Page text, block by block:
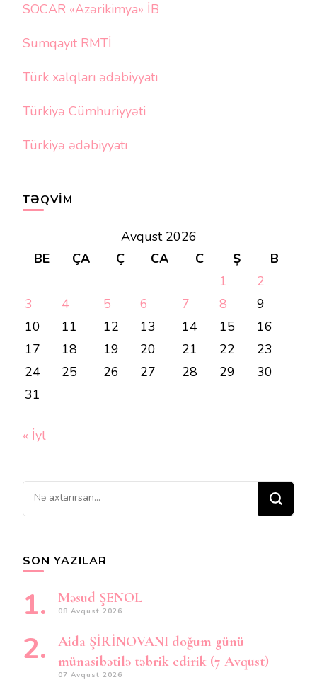
SOCAR «Azərikimya» İB
Sumqayıt RMTİ
Türk xalqları ədəbiyyatı
Türkiyə Cümhuriyyəti
Türkiyə ədəbiyyatı
TƏQVIM
Avqust 2026
BE
ÇA Ç CA C Ş
B
1
2
3
4 5 6 7 8
9
10
11 12 13 14 15
16
17
18 19 20 21 22
23
24
25 26 27 28 29
30
31
« İyl
Bir
şey
SON YAZILAR
Məsud ŞENOL
08 Avqust 2026
Aida ŞİRİNOVANI doğum günü
münasibətilə təbrik edirik (7 Avqust)
07 Avqust 2026